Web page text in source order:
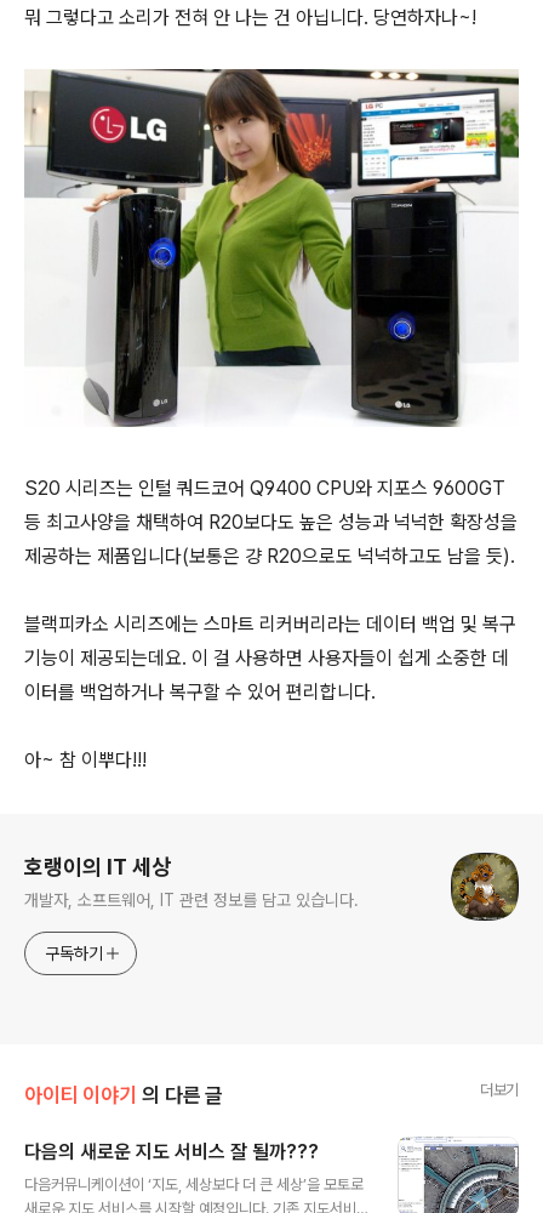
뭐 그렇다고 소리가 전혀 안 나는 건 아닙니다. 당연하자나~!
S20 시리즈는 인털 쿼드코어 Q9400 CPU와 지포스 9600GT
등 최고사양을 채택하여 R20보다도 높은 성능과 넉넉한 확장성을
제공하는 제품입니다(보통은 걍 R20으로도 넉넉하고도 남을 듯).
블랙피카소 시리즈에는 스마트 리커버리라는 데이터 백업 및 복구
기능이 제공되는데요. 이 걸 사용하면 사용자들이 쉽게 소중한 데
이터를 백업하거나 복구할 수 있어 편리합니다.
아~ 참 이뿌다!!!
호랭이의 IT 세상
개발자, 소프트웨어, IT 관련 정보를 담고 있습니다.
구독하기
아이티 이야기 의 다른 글 더보기
다음의 새로운 지도 서비스 잘 될까???
다음커뮤니케이션이 ‘지도, 세상보다 더 큰 세상’을 모토로
새로운 지도 서비스를 시작할 예정입니다. 기존 지도서비